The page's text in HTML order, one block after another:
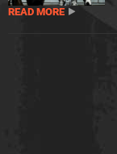
READ MORE